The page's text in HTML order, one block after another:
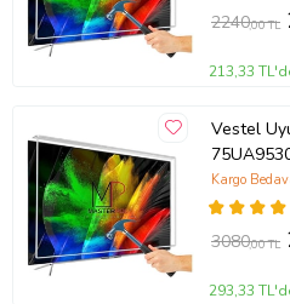
2240,00 TL
213,33
Vestel
Android
Kargo
3080,00 TL
293,33